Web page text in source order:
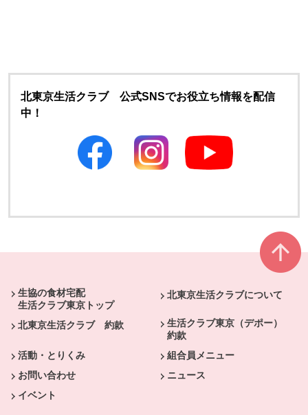
北東京生活クラブ 公式SNSでお役立ち情報を配信
中！
生協の食材宅配
生活クラブ東京トップ
北東京生活クラブについて
北東京生活クラブ 約款
生活クラブ東京（デポー）
約款
活動・とりくみ
組合員メニュー
お問い合わせ
ニュース
イベント